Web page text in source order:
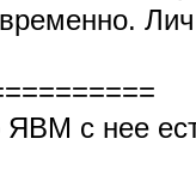
ЯВМ с нее